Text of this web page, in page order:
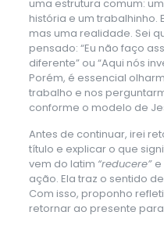
uma estrutura comum:
história e um trabalhinho.
mas uma realidade. Sei
pensado: “Eu não faço
diferente” ou “Aqui nós
Porém, é essencial
trabalho e nos
conforme o modelo de
Antes de continuar, irei
título e explicar o que
vem do latim “reducere”
ação. Ela traz o sentido
Com isso, proponho
retornar ao presente